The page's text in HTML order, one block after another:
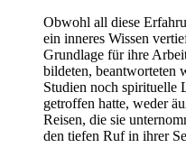
Obwohl all diese
ein inneres Wissen
Grundlage für ihre
bildeten, beantworteten
Studien noch spirituelle
getroffen hatte, weder
Reisen, die sie
den tiefen Ruf in ihrer